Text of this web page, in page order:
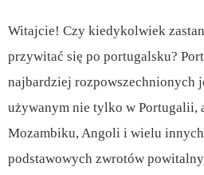
Witajcie! Czy kiedykolwiek
przywitać się po portugalsku?
najbardziej rozpowszechnionych
używanym nie tylko w Portugalii,
Mozambiku, Angoli i wielu
podstawowych zwrotów